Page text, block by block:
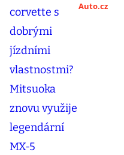
Auto.cz